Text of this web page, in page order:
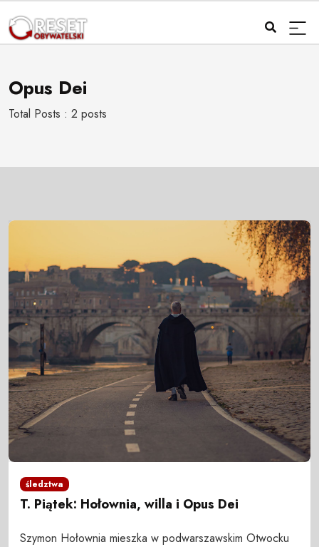
Opus Dei
Total Posts : 2 posts
śledztwa
T. Piątek: Hołownia, willa i Opus Dei
Szymon Hołownia mieszka w podwarszawskim Otwocku